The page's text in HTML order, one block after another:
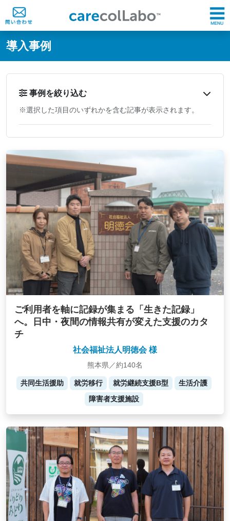
@ -0,0 +1,60 @@
導入事例
事例を絞り込む
※選択した項目のいずれかを含む記事が表示されます。
ご利用者を軸に記録が集まる「生きた記録」
へ。日中・夜間の情報共有が変えた支援のカタ
チ
社会福祉法人明徳会 様
熊本県／約140名
共同生活援助 就労移行 就労継続支援B型
生活介護
障害者支援施設